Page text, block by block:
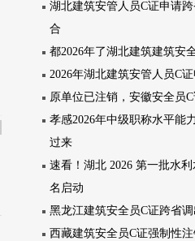
湖北建筑安管人员C证申请
合
都2026年了湖北建筑建筑安
2026年湖北建筑安管人员C
原单位已注销，安徽安全员
孝感2026年中级职称水平能
过来
速看！湖北 2026 第一批水
名启动
黑龙江建筑安全员C证跨省
西藏建筑安全员C证强制性